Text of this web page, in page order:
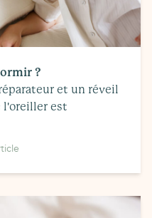
?
et un réveil
l'oreiller est